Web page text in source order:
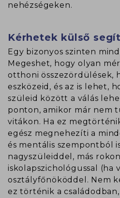
nehézségeken.
Kérhetek külső
Egy bizonyos szinten
Megeshet, hogy olyan
otthoni összezördülések,
eszközeid, és az is lehet,
szüleid között a válás
ponton, amikor már nem
vitákon. Ha ez
egész megnehezíti a
és mentális szempontból
nagyszüleiddel, más
iskolapszichológussal (ha
osztályfőnököddel. Nem
ez történik a